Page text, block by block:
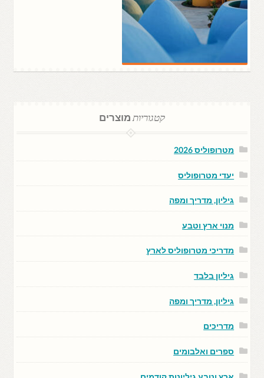
קטגוריותמוצרים
מטרופוליס 2026
יעדי מטרופוליס
גיליון, מדריך ומפה
מנוי ארץ וטבע
מדריכי מטרופוליס לארץ
גיליון בלבד
גיליון, מדריך ומפה
מדריכים
ספרים ואלבומים